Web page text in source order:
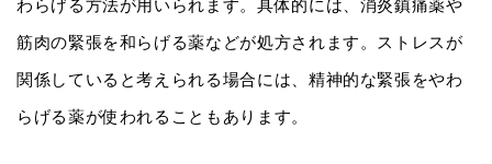
わらげる方法が用いられます。具体的には、消炎鎮痛薬や
筋肉の緊張を和らげる薬などが処方されます。ストレスが
関係していると考えられる場合には、精神的な緊張をやわ
らげる薬が使われることもあります。